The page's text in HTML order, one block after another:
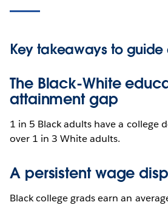
Key takeaways to guide
The Black-White
attainment gap
1 in 5 Black adults have a college
over 1 in 3 White adults.
A persistent wage
Black college grads earn an